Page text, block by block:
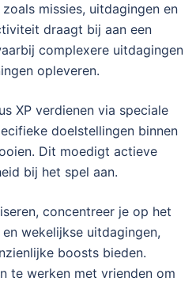
missies, uitdagingen en
draagt bij aan een
complexere uitdagingen
opleveren.
XP verdienen via speciale
doelstellingen binnen
Dit moedigt actieve
bij het spel aan.
concentreer je op het
wekelijkse uitdagingen,
boosts bieden.
te werken met vrienden om